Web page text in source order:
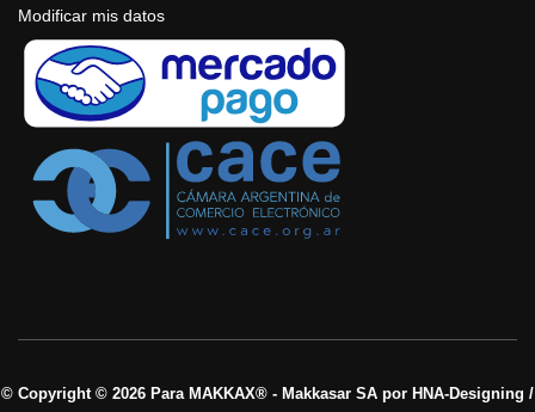
Modificar mis datos
© Copyright © 2026 Para MAKKAX® - Makkasar SA por HNA-Designing /